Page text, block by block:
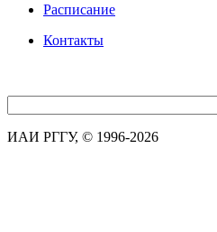
Расписание
Контакты
ИАИ РГГУ, © 1996-2026